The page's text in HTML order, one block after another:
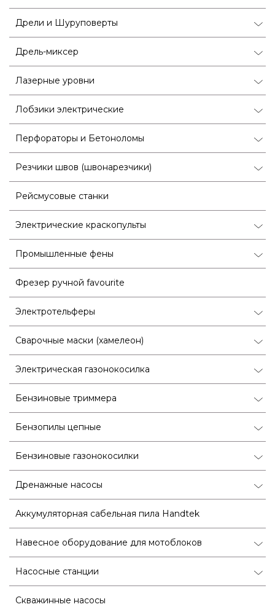
Дрели и Шуруповерты
Дрель-миксер
Лазерные уровни
Лобзики электрические
Перфораторы и Бетоноломы
Резчики швов (швонарезчики)
Рейсмусовые станки
Электрические краскопульты
Промышленные фены
Фрезер ручной favourite
Электротельферы
Сварочные маски (хамелеон)
Электрическая газонокосилка
Бензиновые триммера
Бензопилы цепные
Бензиновые газонокосилки
Дренажные насосы
Аккумуляторная сабельная пила Handtek
Навесное оборудование для мотоблоков
Насосные станции
Скважинные насосы